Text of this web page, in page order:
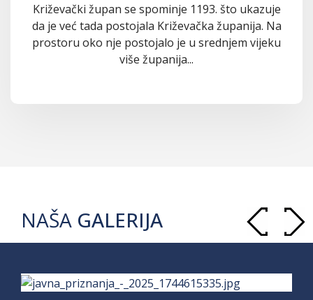
Križevački župan se spominje 1193. što ukazuje
da je već tada postojala Križevačka županija. Na
prostoru oko nje postojalo je u srednjem vijeku
više županija...
NAŠA GALERIJA